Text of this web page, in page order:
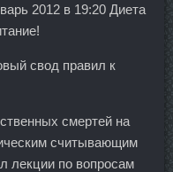
2012 в 19:20 Диета
свод правил к
смертей на
считывающим
лекции по вопросам